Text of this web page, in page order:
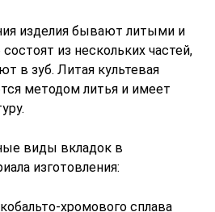
изделия бывают литыми и
из нескольких частей,
в зуб. Литая культевая
методом литья и имеет
виды вкладок в
изготовления:
хромового сплава